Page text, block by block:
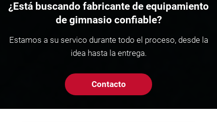
¿Está buscando fabricante de equipamiento
de gimnasio confiable?
Estamos a su servico durante todo el proceso, desde la
idea hasta la entrega.
Contacto